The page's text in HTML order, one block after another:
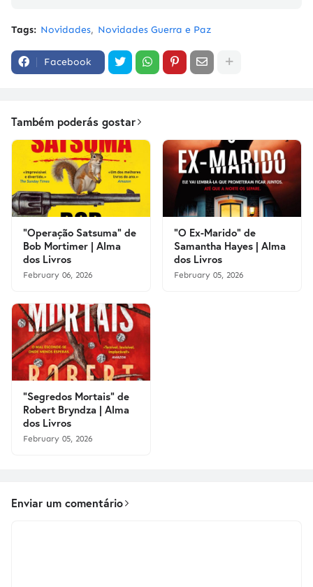
Tags: Novidades Novidades Guerra e Paz
Facebook
Também poderás gostar
"Operação Satsuma" de
Bob Mortimer | Alma
dos Livros
February 06, 2026
"O Ex-Marido" de
Samantha Hayes | Alma
dos Livros
February 05, 2026
"Segredos Mortais" de
Robert Bryndza | Alma
dos Livros
February 05, 2026
Enviar um comentário